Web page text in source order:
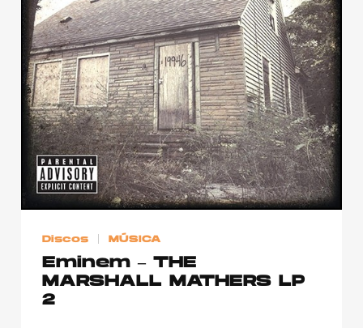
Home
Cover Story
Publicidad
Contacto
Aviso Legal
© 2015-2022 UMOMAG. PROPIEDAD DE UMO agency. TODOS LOS
DERECHOS RESERVADOS.
Discos MÚSICA
Eminem – THE
MARSHALL MATHERS LP
2